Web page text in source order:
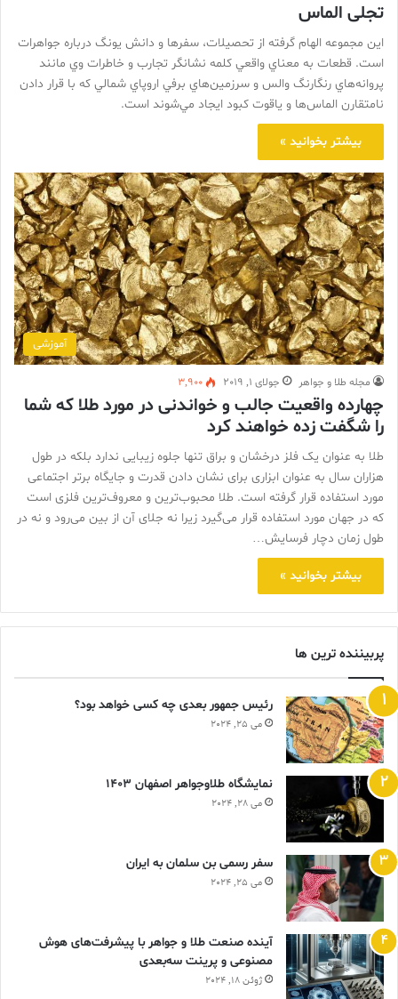
تجلی الماس
اين مجموعه الهام گرفته از تحصيلات، سفرها و دانش يونگ درباره جواهرات
است. قطعات به معناي واقعي کلمه نشانگر تجارب و خاطرات وي مانند
پروانه‌هاي رنگارنگ والس و سرزمين‌هاي برفي اروپاي شمالي که با قرار دادن
نامتقارن الماس‌ها و ياقوت کبود ايجاد مي‌شوند است.
بیشتر بخوانید »
آموزشی
مجله طلا و جواهر جولای 1, 2019 3,900
چهارده واقعيت جالب و خواندنی در مورد طلا که شما
را شگفت زده خواهند کرد
طلا به عنوان یک فلز درخشان و براق تنها جلوه زیبایی ندارد بلکه در طول
هزاران سال به عنوان ابزاری برای نشان دادن قدرت و جایگاه برتر اجتماعی
مورد استفاده قرار گرفته است. طلا محبوب‌ترین و معروف‌ترین فلزی است
که در جهان مورد استفاده قرار می‌گیرد زیرا نه جلای آن از بین می‌رود و نه در
طول زمان دچار فرسایش…
بیشتر بخوانید »
پربیننده ترین ها
رئیس جمهور بعدی چه کسی خواهد بود؟
می 25, 2024
نمایشگاه طلاوجواهر اصفهان 1403
می 28, 2024
سفر رسمی بن سلمان به ایران
می 25, 2024
آینده صنعت طلا و جواهر با پیشرفت‌های هوش
مصنوعی و پرینت سه‌بعدی
ژوئن 18, 2024